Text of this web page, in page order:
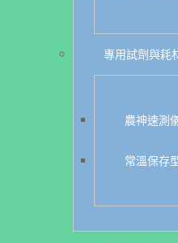
專用試劑與耗
農神速測
常溫保存